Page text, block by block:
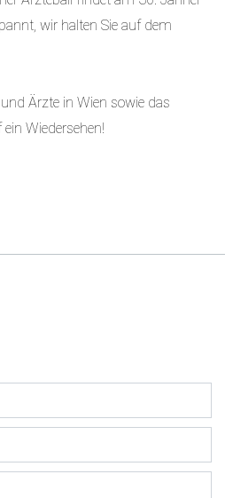
wir halten Sie auf dem
Ärzte in Wien sowie das
Wiedersehen!